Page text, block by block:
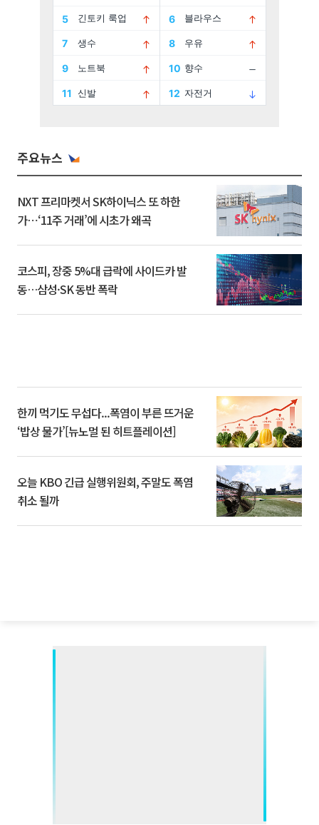
주요뉴스
NXT 프리마켓서 SK하이닉스 또 하한
가⋯‘11주 거래’에 시초가 왜곡
코스피, 장중 5%대 급락에 사이드카 발
동…삼성·SK 동반 폭락
한끼 먹기도 무섭다...폭염이 부른 뜨거운
‘밥상 물가’[뉴노멀 된 히트플레이션]
오늘 KBO 긴급 실행위원회, 주말도 폭염
취소 될까